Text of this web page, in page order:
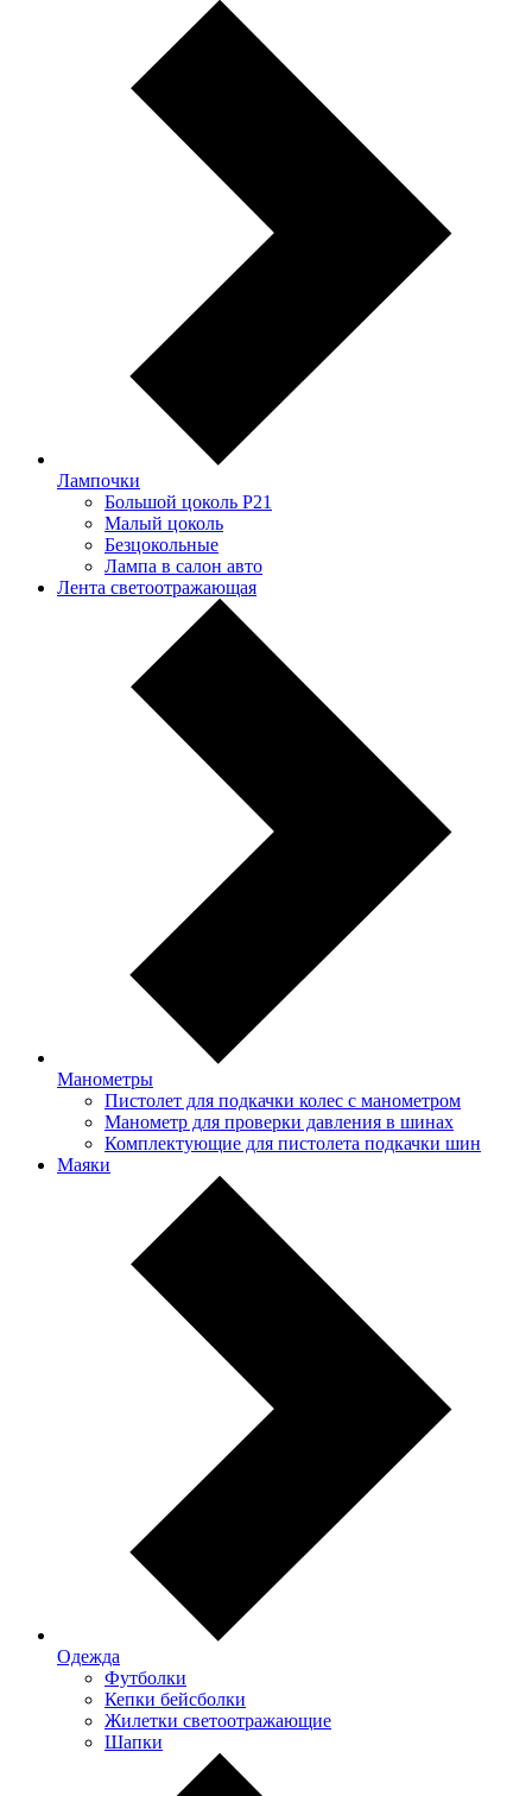
Лампочки
Большой цоколь P21
Малый цоколь
Безцокольные
Лампа в салон авто
Лента светоотражающая
Манометры
Пистолет для подкачки колес с манометром
Манометр для проверки давления в шинах
Комплектующие для пистолета подкачки шин
Маяки
Одежда
Футболки
Кепки бейсболки
Жилетки светоотражающие
Шапки